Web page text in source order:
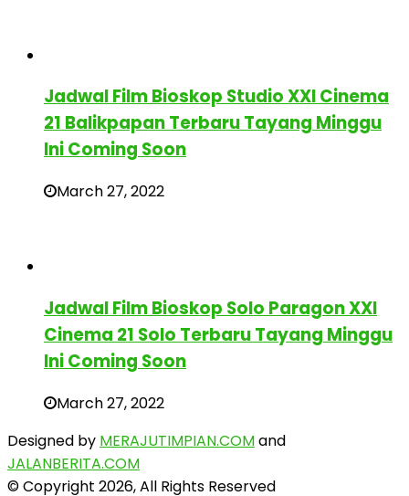
Jadwal Film Bioskop Studio XXI Cinema
21 Balikpapan Terbaru Tayang Minggu
Ini Coming Soon
March 27, 2022
Jadwal Film Bioskop Solo Paragon XXI
Cinema 21 Solo Terbaru Tayang Minggu
Ini Coming Soon
March 27, 2022
Designed by MERAJUTIMPIAN.COMand
JALANBERITA.COM
© Copyright 2026, All Rights Reserved